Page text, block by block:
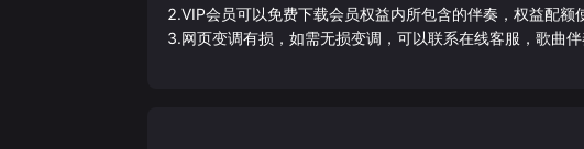
2.VIP会员可以免费下载会员权益内所包含的伴奏，权益配额
3.网页变调有损，如需无损变调，可以联系在线客服，歌曲